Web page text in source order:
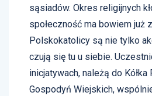
sąsiadów. Okres religijnych
społeczność ma bowiem już
Polskokatolicy są nie tylko
czują się tu u siebie.
inicjatywach, należą do Kółka
Gospodyń Wiejskich,